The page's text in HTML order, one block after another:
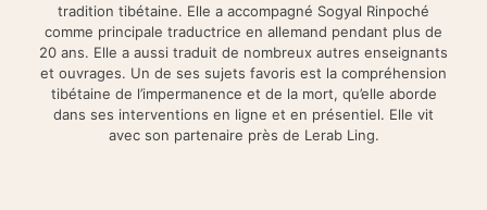
tradition tibétaine. Elle a accompagné Sogyal Rinpoché
comme principale traductrice en allemand pendant plus de
20 ans. Elle a aussi traduit de nombreux autres enseignants
et ouvrages. Un de ses sujets favoris est la compréhension
tibétaine de l’impermanence et de la mort, qu’elle aborde
dans ses interventions en ligne et en présentiel. Elle vit
avec son partenaire près de Lerab Ling.